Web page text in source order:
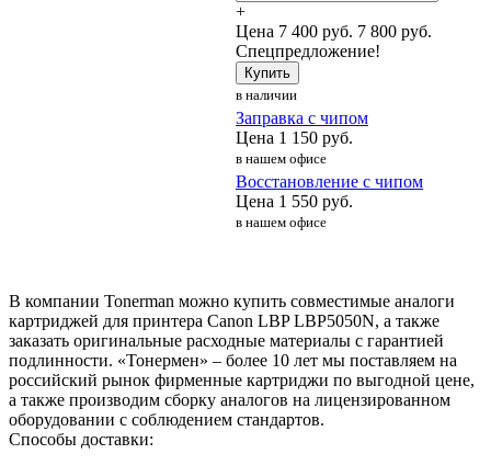
+
Цена 7 400 руб. 7 800 руб.
Спецпредложение!
Купить
в наличии
Заправка с чипом
Цена 1 150 руб.
в нашем офисе
Восстановление с чипом
Цена 1 550 руб.
в нашем офисе
В компании Tonerman можно купить совместимые аналоги
картриджей для принтера Canon LBP LBP5050N, а также
заказать оригинальные расходные материалы с гарантией
подлинности. «Тонермен» – более 10 лет мы поставляем на
российский рынок фирменные картриджи по выгодной цене,
а также производим сборку аналогов на лицензированном
оборудовании с соблюдением стандартов.
Способы доставки: